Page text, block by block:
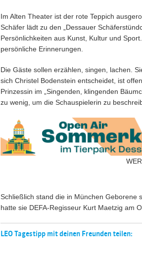
Im Alten Theater ist der rote Teppich
Schäfer lädt zu den „Dessauer
Persönlichkeiten aus Kunst, Kultur und
persönliche Erinnerungen.
Die Gäste sollen erzählen, singen, lachen.
sich Christel Bodenstein entscheidet, ist
Prinzessin im „Singenden, klingenden
zu wenig, um die Schauspielerin zu
Schließlich stand die in München Geborene
hatte sie DEFA-Regisseur Kurt Maetzig am
LEO Tagestipp mit deinen Freunden teilen: